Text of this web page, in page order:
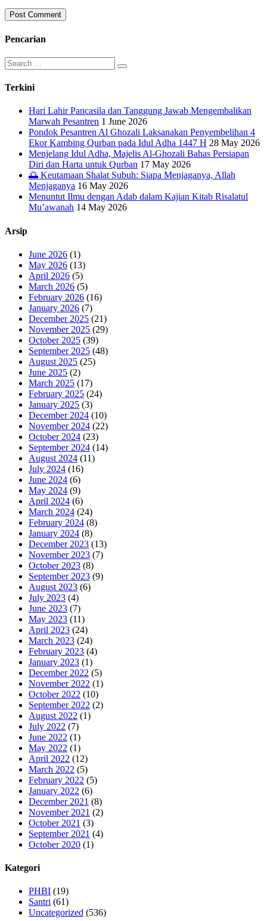
Pencarian
Search
for:
Terkini
Hari Lahir Pancasila dan Tanggung Jawab Mengembalikan
Marwah Pesantren 1 June 2026
Pondok Pesantren Al Ghozali Laksanakan Penyembelihan 4
Ekor Kambing Qurban pada Idul Adha 1447 H 28 May 2026
Menjelang Idul Adha, Majelis Al-Ghozali Bahas Persiapan
Diri dan Harta untuk Qurban 17 May 2026
🌅 Keutamaan Shalat Subuh: Siapa Menjaganya, Allah
Menjaganya 16 May 2026
Menuntut Ilmu dengan Adab dalam Kajian Kitab Risalatul
Mu’awanah 14 May 2026
Arsip
June 2026 (1)
May 2026 (13)
April 2026 (5)
March 2026 (5)
February 2026 (16)
January 2026 (7)
December 2025 (21)
November 2025 (29)
October 2025 (39)
September 2025 (48)
August 2025 (25)
June 2025 (2)
March 2025 (17)
February 2025 (24)
January 2025 (3)
December 2024 (10)
November 2024 (22)
October 2024 (23)
September 2024 (14)
August 2024 (11)
July 2024 (16)
June 2024 (6)
May 2024 (9)
April 2024 (6)
March 2024 (24)
February 2024 (8)
January 2024 (8)
December 2023 (13)
November 2023 (7)
October 2023 (8)
September 2023 (9)
August 2023 (6)
July 2023 (4)
June 2023 (7)
May 2023 (11)
April 2023 (24)
March 2023 (24)
February 2023 (4)
January 2023 (1)
December 2022 (5)
November 2022 (1)
October 2022 (10)
September 2022 (2)
August 2022 (1)
July 2022 (7)
June 2022 (1)
May 2022 (1)
April 2022 (12)
March 2022 (5)
February 2022 (5)
January 2022 (6)
December 2021 (8)
November 2021 (2)
October 2021 (3)
September 2021 (4)
October 2020 (1)
Kategori
PHBI (19)
Santri (61)
Uncategorized (536)